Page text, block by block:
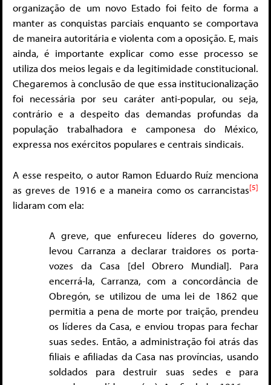
organização de um novo Estado foi feito de forma a
manter as conquistas parciais enquanto se comportava
de maneira autoritária e violenta com a oposição. E, mais
ainda, é importante explicar como esse processo se
utiliza dos meios legais e da legitimidade constitucional.
Chegaremos à conclusão de que essa institucionalização
foi necessária por seu caráter anti-popular, ou seja,
contrário e a despeito das demandas profundas da
população trabalhadora e camponesa do México,
expressa nos exércitos populares e centrais sindicais.
A esse respeito, o autor Ramon Eduardo Ruíz menciona
as greves de 1916 e a maneira como os carrancistas[5]
lidaram com ela:
A greve, que enfureceu líderes do governo,
levou Carranza a declarar traidores os porta-
vozes da Casa [del Obrero Mundial]. Para
encerrá-la, Carranza, com a concordância de
Obregón, se utilizou de uma lei de 1862 que
permitia a pena de morte por traição, prendeu
os líderes da Casa, e enviou tropas para fechar
suas sedes. Então, a administração foi atrás das
filiais e afiliadas da Casa nas províncias, usando
soldados para destruir suas sedes e para